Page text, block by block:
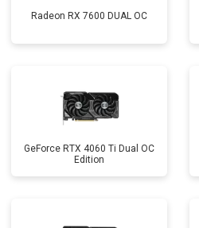
Radeon RX 7600 DUAL OC
GeForce RTX 4060 Ti Dual OC
Edition